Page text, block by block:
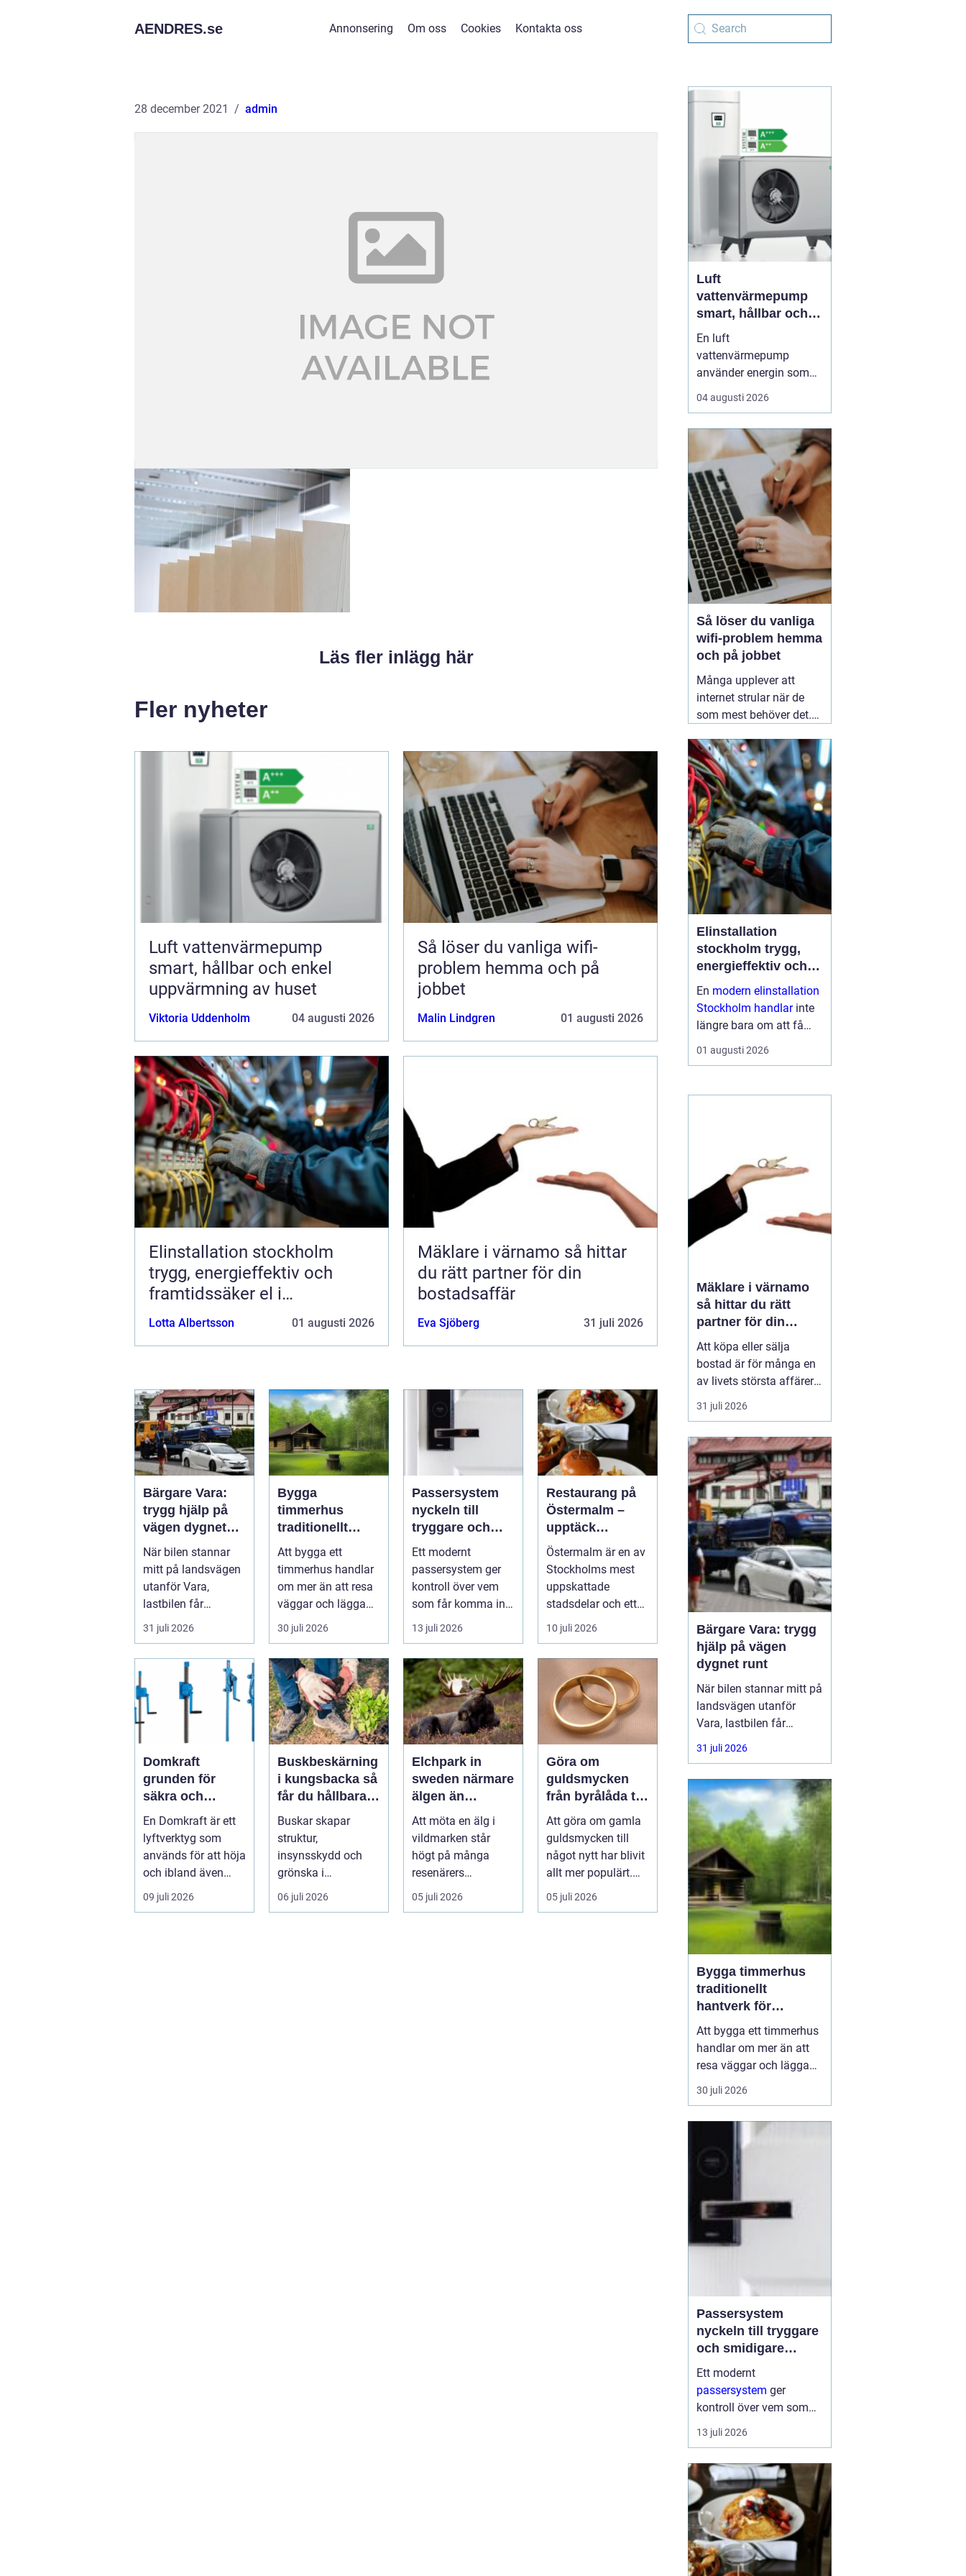
AENDRES.se Annonsering Om oss Cookies Kontakta oss
28 december 2021 admin
Läs fler inlägg här
Fler nyheter
Luft vattenvärmepump
smart, hållbar och enkel
uppvärmning av huset
Viktoria Uddenholm 04 augusti 2026
Så löser du vanliga wifi-
problem hemma och på
jobbet
Malin Lindgren 01 augusti 2026
Elinstallation stockholm
trygg, energieffektiv och
framtidssäker el i
företagslokaler
Lotta Albertsson 01 augusti 2026
Mäklare i värnamo så hittar
du rätt partner för din
bostadsaffär
Eva Sjöberg 31 juli 2026
Bärgare Vara:
trygg hjälp på
vägen dygnet
runt
När bilen stannar
mitt på landsvägen
utanför Vara,
lastbilen får
punkteri...
31 juli 2026
Bygga
timmerhus
traditionellt
hantverk för
moderna behov
Att bygga ett
timmerhus handlar
om mer än att resa
väggar och lägga
ett tak. Ett
timmerhus är ett
lå...
30 juli 2026
Passersystem
nyckeln till
tryggare och
smidigare
Ett modernt
passersystem ger
kontroll över vem
som får komma in i
en byggnad, när de
får komma in oc...
13 juli 2026
Restaurang på
Östermalm –
upptäck
matupplevelser i
en av
Stockholms
mest attraktiva
Östermalm är en av
Stockholms mest
uppskattade
stadsdelar och ett
självklart val f&ou...
10 juli 2026
Domkraft
grunden för
säkra och
precisa lyft
En Domkraft är ett
lyftverktyg som
används för att höja
och ibland även
positionera tunga
objekt, so...
09 juli 2026
Buskbeskärning
i kungsbacka så
får du hållbara
och vackra
buskar året runt
Buskar skapar
struktur,
insynsskydd och
grönska i
trädgården, men
utan genomtänkt
06 juli 2026
Elchpark in
sweden närmare
älgen än
någonsin
Att möta en älg i
vildmarken står
högt på många
resenärers
önskelista. Älgen är
Skandinaviens
05 juli 2026
Göra om
guldsmycken
från byrålåda till
älskad favorit
Att göra om gamla
guldsmycken till
något nytt har blivit
allt mer populärt.
Många har ärvda
ringar, ...
05 juli 2026
Luft
vattenvärmepump
smart, hållbar och
enkel uppvärmning
av huset
En luft
vattenvärmepump
använder energin som
redan finns i
utomhusluften för att
varmvatten. Den kräver
varken borrhål eller
grävning och kan sänka
uppvärmningskostnaden
med upp till omkring
7580 % jämfört med
äldre el- eller olje...
04 augusti 2026
Så löser du vanliga
wifi-problem hemma
och på jobbet
Många upplever att
internet strular när de
som mest behöver det.
videos hackar och
uppkopplingen faller
bort utan förvarning.
Ofta handlar det inte om
att internetleverantören
är dålig, utan01 augusti
2026
Elinstallation
stockholm trygg,
energieffektiv och
framtidssäker el i
företagslokaler
En modern elinstallation
Stockholm handlarinte
längre bara om att få
belysning och uttag på
rätt plats. För företag i
elen en central del av
01 augusti 2026
Mäklare i värnamo
så hittar du rätt
partner för din
bostadsaffär
Att köpa eller sälja
bostad är för många en
av livets största affärer.
Valet
Värnamo påverkar
stressig processen
upplevs. I en marknad
som rör sig snabbt, med
allt från...
31 juli 2026
Bärgare Vara: trygg
hjälp på vägen
dygnet runt
När bilen stannar mitt på
landsvägen utanför
Vara, lastbilen får
punktering i
rusningstrafik eller
på väg genom
Skaraborg är trygg och
snabb hjälp avgörande.
En
31 juli 2026
Bygga timmerhus
traditionellt
hantverk för
moderna behov
Att bygga ett timmerhus
handlar om mer än att
resa väggar och lägga
ett tak. Ett timmerhus är
ett långsiktigt hem,
som andas, åldras
vackert och ger en varm,
ombonad känsla.
att fler söker hållbara
boen...
30 juli 2026
Passersystem
nyckeln till tryggare
och smidigare
tillträde
Ett modernt
passersystem ger
kontroll över vem som
får komma in i en
byggnad, när de får
utrymmen. I stället för
fysiska nycklar används
ofta brickor, kort,...
13 juli 2026